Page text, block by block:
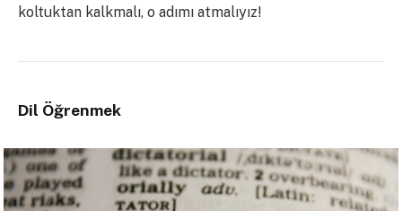
koltuktan kalkmalı, o adımı atmalıyız!
Dil Öğrenmek